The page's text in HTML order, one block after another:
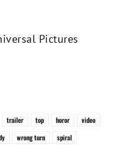
Pictures
trailer top horor
video
wrong turn
spiral